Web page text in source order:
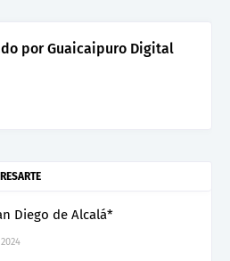
porGuaicaipuro Digital
Diego de Alcalá*